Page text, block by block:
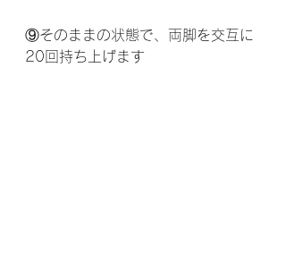
⑨そのままの状態で、両脚を交互に
20回持ち上げます